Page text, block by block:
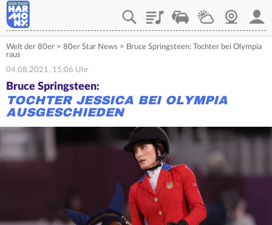
PlaylistVerkehrWetterWebcam
Welt der 80er > 80er Star News > Bruce Springsteen: Tochter bei Olympia
raus
04.08.2021, 15:06 Uhr
Bruce Springsteen:
TOCHTER JESSICA BEI OLYMPIA
AUSGESCHIEDEN